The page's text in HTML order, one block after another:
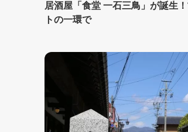
居酒屋「食堂 一石三鳥」が誕生
トの一環で